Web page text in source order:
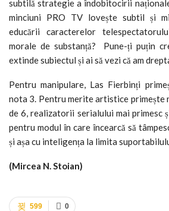
subtilă strategie a îndobitocirii
minciuni PRO TV lovește subtil și
educării caracterelor
morale de substanță? Pune-ți puțin
extinde subiectul și ai să vezi că am
Pentru manipulare, Las Fierbinți
nota 3. Pentru merite artistice primește
de 6, realizatorii serialului mai primesc
pentru modul în care încearcă să
și așa cu inteligența la limita
(Mircea N. Stoian)
0
599